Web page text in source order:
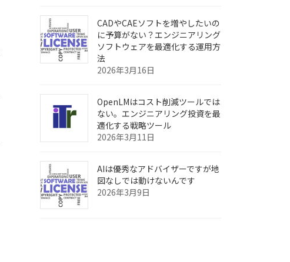
CADやCAEソフトを増やしたいの
に予算がない？エンジニアリング
ソフトウェアを最適化する運用方
法
2026年3月16日
OpenLMはコスト削減ツールでは
ない。エンジニアリング投資を最
適化する戦略ツール
2026年3月11日
AIは優秀なアドバイザーですが地
図なしでは動けないんです
2026年3月9日